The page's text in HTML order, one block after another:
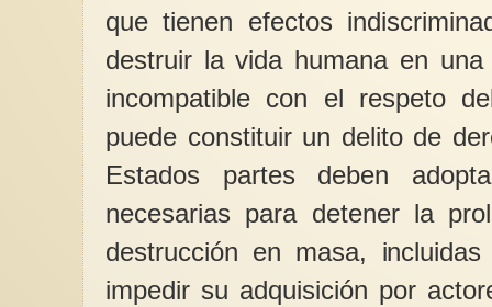
que tienen efectos
destruir la vida humana en
incompatible con el respeto
puede constituir un delito de
Estados partes deben
necesarias para detener la
destrucción en masa,
impedir su adquisición por